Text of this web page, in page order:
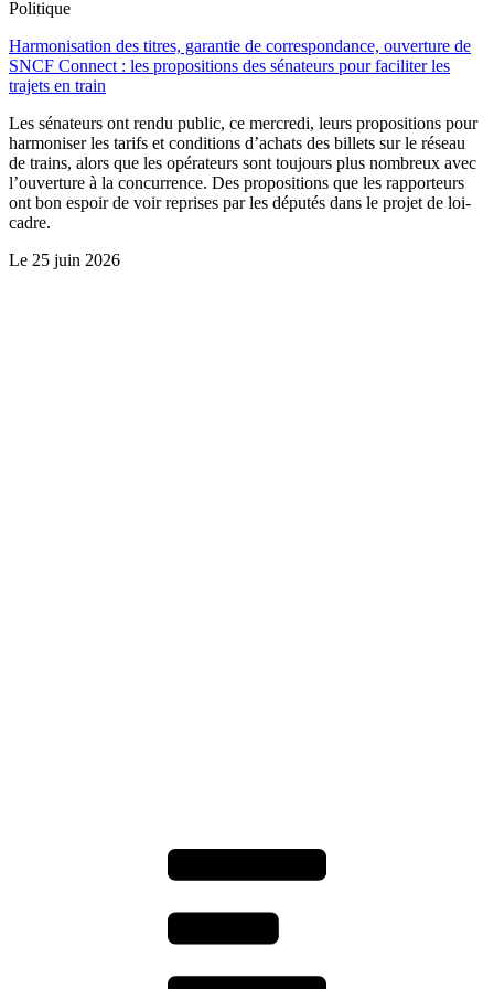
Politique
Harmonisation des titres, garantie de correspondance, ouverture de
SNCF Connect : les propositions des sénateurs pour faciliter les
trajets en train
Les sénateurs ont rendu public, ce mercredi, leurs propositions pour
harmoniser les tarifs et conditions d’achats des billets sur le réseau
de trains, alors que les opérateurs sont toujours plus nombreux avec
l’ouverture à la concurrence. Des propositions que les rapporteurs
ont bon espoir de voir reprises par les députés dans le projet de loi-
cadre.
Le 25 juin 2026